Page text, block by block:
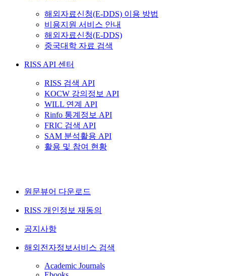
해외자료신청(E-DDS) 이용 방법
비용지원 서비스 안내
해외자료신청(E-DDS)
중국대학 자료 검색
RISS API 센터
RISS 검색 API
KOCW 강의정보 API
WILL 연계 API
Rinfo 통계정보 API
FRIC 검색 API
SAM 분석활용 API
활용 및 참여 현황
원문뷰어 다운로드
RISS 개인정보 재동의
공지사항
해외전자정보서비스 검색
Academic Journals